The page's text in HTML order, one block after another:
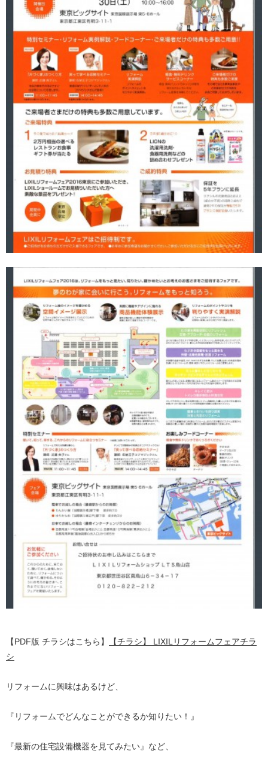
【PDF版 チラシはこちら】
【チラシ】 LIXILリフォームフェアチラ
シ
リフォームに興味はあるけど、
『リフォームでどんなことができるか知りたい！』
『最新の住宅設備機器を見てみたい』など、